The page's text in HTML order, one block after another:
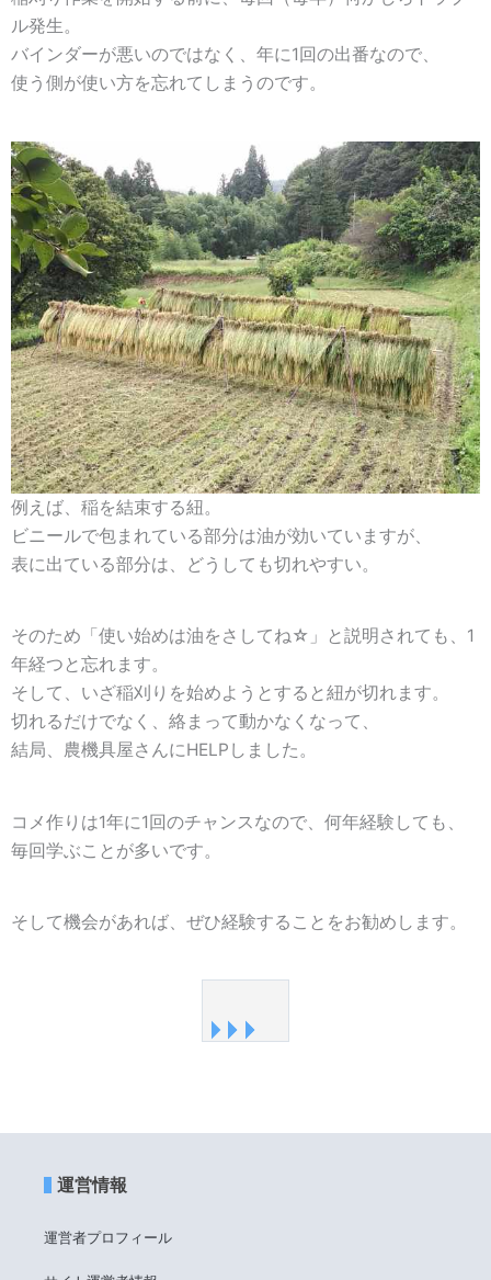
ル発生。
バインダーが悪いのではなく、年に1回の出番なので、
使う側が使い方を忘れてしまうのです。
例えば、稲を結束する紐。
ビニールで包まれている部分は油が効いていますが、
表に出ている部分は、どうしても切れやすい。
そのため「使い始めは油をさしてね☆」と説明されても、1
年経つと忘れます。
そして、いざ稲刈りを始めようとすると紐が切れます。
切れるだけでなく、絡まって動かなくなって、
結局、農機具屋さんにHELPしました。
コメ作りは1年に1回のチャンスなので、何年経験しても、
毎回学ぶことが多いです。
そして機会があれば、ぜひ経験することをお勧めします。
運営情報
運営者プロフィール